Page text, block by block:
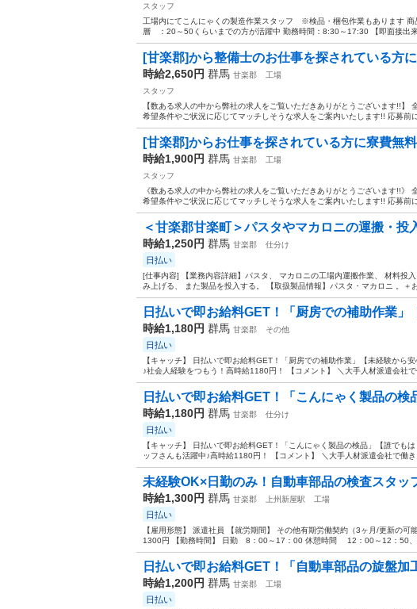
スタッフ
工場内にてこんにゃくの製造作業スタッフ ※検品・梱包作業もあります
層 ：20～50くらいまでの方が活躍中 勤務時間：8:30～17:30 【即面接出
[甘楽郡]から整備士のお仕事を探されている方
時給2,650円 群馬 甘楽郡
工場
スタッフ
【数ある求人の中から弊社の求人をご覧いただきありがとうございます!!】
希望条件やご状況に応じてマッチしそうな求人をご案内いたします!! 応募前
[甘楽郡]からお仕事を探されている方に寮費無
時給1,900円 群馬 甘楽郡
工場
スタッフ
《数ある求人の中から弊社の求人をご覧いただきありがとうございます!!》
希望条件やご状況に応じてマッチしそうな求人をご案内いたします!! 応募前
＜甘楽郡甘楽町＞パスタやマカロニの運搬・投
時給1,250円 群馬 甘楽郡 仕分け
日払い
[仕事内容] 【業務内容詳細】パスタ、 マカロニの工場内運搬作業、 材料投
み上げる、 また製品を投入する。 【取扱製品情報】パスタ・マカロニ 。＋
日払いで即お給料GET！「厨房での補助作業」
時給1,180円 群馬 甘楽郡 その他
日払い
【キャッチ】 日払いで即お給料GET！「厨房での補助作業」【未経験から
♪社会人経験をつもう！高時給1180円！ 【コメント】 ＼大手人材派遣会社で
日払いで即お給料GET！「こんにゃく製品の検
時給1,180円 群馬 甘楽郡 仕分け
日払い
【キャッチ】 日払いで即お給料GET！「こんにゃく製品の検品」【誰でも
ッフさんも活躍中♪高時給1180円！ 【コメント】 ＼大手人材派遣会社で働き
未経験OK×日勤のみ！自動車部品の検査スタッ
時給1,300円 群馬 甘楽郡 上州新屋駅 工場
日払い
【雇用形態】 派遣社員 【就労期間】 その他有期労働契約（3ヶ月/更新の
1300円 【勤務時間】 日勤 8：00～17：00 休憩時間 12：00～12：50、
日払いで即お給料GET！「自動車部品の旋盤加
時給1,200円 群馬 甘楽郡 工場
日払い